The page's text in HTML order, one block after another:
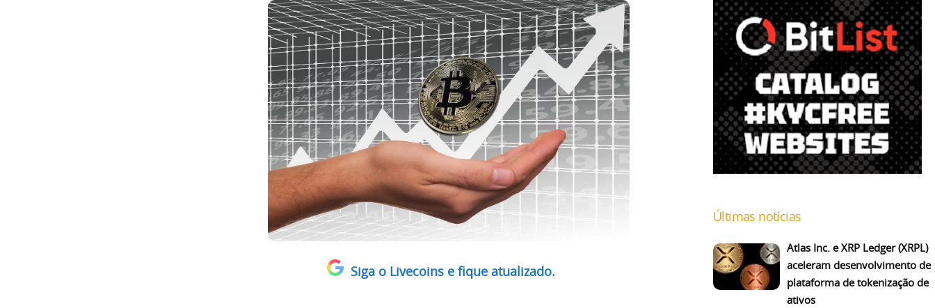
Siga o Livecoins e fique atualizado.
Últimas notícias
Atlas Inc. e XRP Ledger (XRPL)
aceleram desenvolvimento de
plataforma de tokenização de
ativos